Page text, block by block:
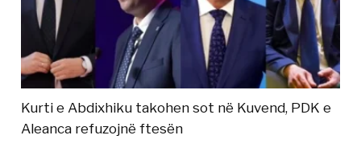
Kurti e Abdixhiku takohen sot në Kuvend, PDK e
Aleanca refuzojnë ftesën